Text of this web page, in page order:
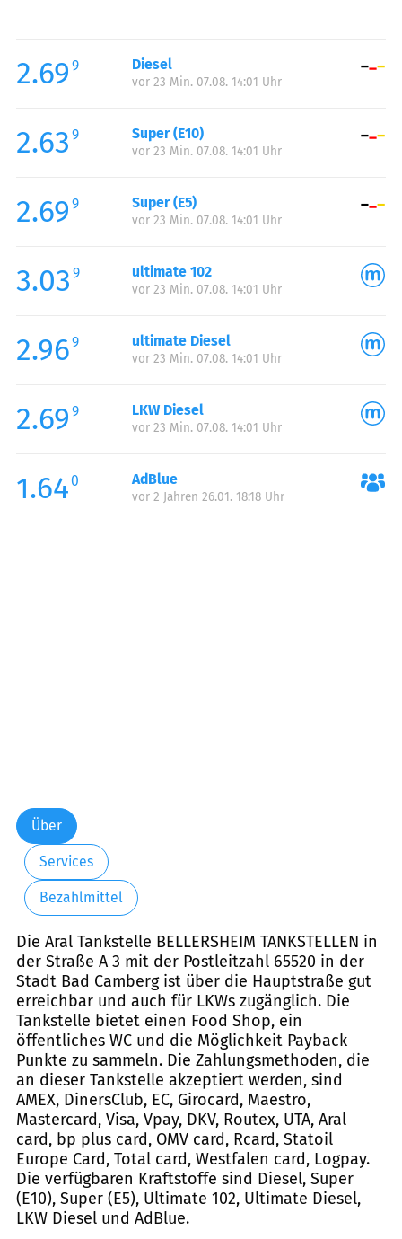
Mittwoch:
00:00-24:00
Donnerstag:
Samstag:
00:00-24:00
Sonntag:
2.69 9 Diesel
vor 23 Min. 07.08. 14:01 Uhr
2.63 9 Super (E10)
vor 23 Min. 07.08. 14:01 Uhr
2.69 9 Super (E5)
vor 23 Min. 07.08. 14:01 Uhr
3.03 9 ultimate 102
vor 23 Min. 07.08. 14:01 Uhr
2.969 ultimate Diesel
vor 23 Min. 07.08. 14:01 Uhr
2.69 9 LKW Diesel
vor 23 Min. 07.08. 14:01 Uhr
1.640 AdBlue
vor 2 Jahren 26.01. 18:18 Uhr
Über
Services
Bezahlmittel
Die Aral Tankstelle BELLERSHEIM TANKSTELLEN in
der Straße A 3 mit der Postleitzahl 65520 in der
Stadt Bad Camberg ist über die Hauptstraße gut
erreichbar und auch für LKWs zugänglich. Die
Tankstelle bietet einen Food Shop, ein
öffentliches WC und die Möglichkeit Payback
Punkte zu sammeln. Die Zahlungsmethoden, die
an dieser Tankstelle akzeptiert werden, sind
AMEX, DinersClub, EC, Girocard, Maestro,
Mastercard, Visa, Vpay, DKV, Routex, UTA, Aral
card, bp plus card, OMV card, Rcard, Statoil
Europe Card, Total card, Westfalen card, Logpay.
Die verfügbaren Kraftstoffe sind Diesel, Super
(E10), Super (E5), Ultimate 102, Ultimate Diesel,
LKW Diesel und AdBlue.